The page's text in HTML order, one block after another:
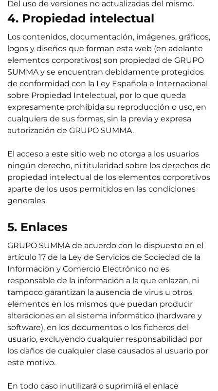
Del uso de versiones no actualizadas del mismo.
4. Propiedad intelectual
Los contenidos, documentación, imágenes, gráficos,
logos y diseños que forman esta web (en adelante
elementos corporativos) son propiedad de GRUPO
SUMMA y se encuentran debidamente protegidos
de conformidad con la Ley Española e Internacional
sobre Propiedad Intelectual, por lo que queda
expresamente prohibida su reproducción o uso, en
cualquiera de sus formas, sin la previa y expresa
autorización de GRUPO SUMMA.
El acceso a este sitio web no otorga a los usuarios
ningún derecho, ni titularidad sobre los derechos de
propiedad intelectual de los elementos corporativos
aparte de los usos permitidos en las condiciones
generales.
5. Enlaces
GRUPO SUMMA de acuerdo con lo dispuesto en el
artículo 17 de la Ley de Servicios de Sociedad de la
Información y Comercio Electrónico no es
responsable de la información a la que enlazan, ni
tampoco garantizan la ausencia de virus u otros
elementos en los mismos que puedan producir
alteraciones en el sistema informático (hardware y
software), en los documentos o los ficheros del
usuario, excluyendo cualquier responsabilidad por
los daños de cualquier clase causados al usuario por
este motivo.
En todo caso inutilizará o suprimirá el enlace